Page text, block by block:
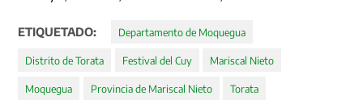
ETIQUETADO: Departamento de Moquegua
Distrito de Torata Festival del Cuy Mariscal Nieto
Moquegua Provincia de Mariscal Nieto Torata